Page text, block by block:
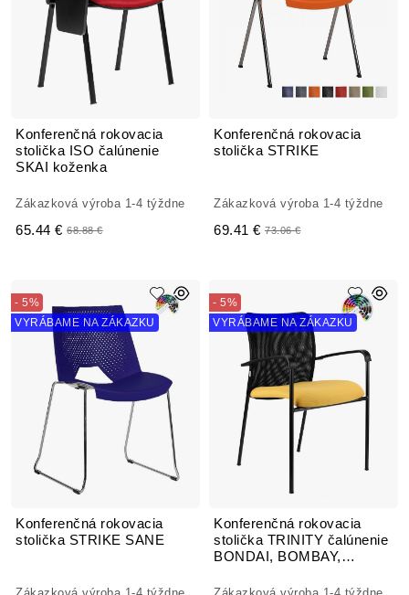
Konferenčná rokovacia
stolička ISO čalúnenie
SKAI koženka
Zákazková výroba 1-4 týždne
65.44 € 68.88 €
Konferenčná rokovacia
stolička STRIKE
Zákazková výroba 1-4 týždne
69.41 € 73.06 €
Konferenčná rokovacia
stolička STRIKE SANE
- 5%
VYRÁBAME NA ZÁKAZKU
Konferenčná rokovacia
stolička TRINITY čalúnenie
BONDAI, BOMBAY,
- 5%
VYRÁBAME NA ZÁKAZKU